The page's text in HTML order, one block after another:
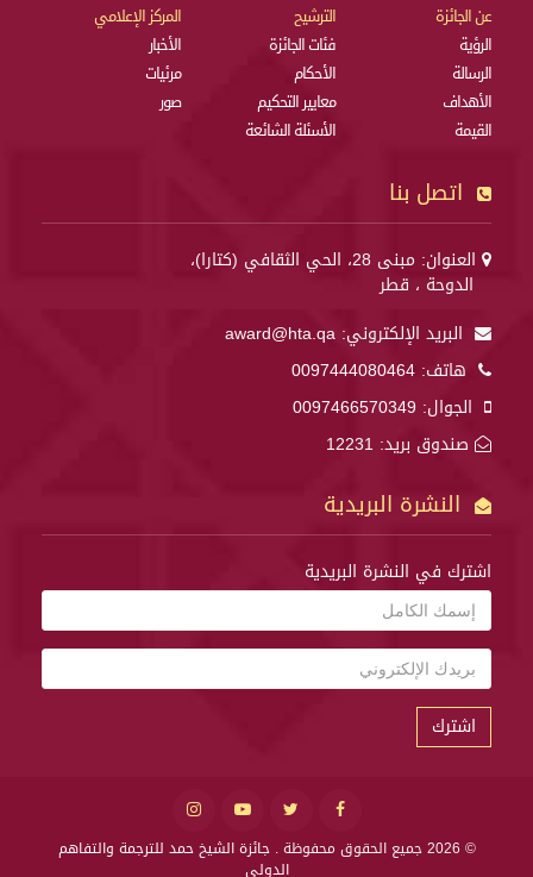
عن الجائزة
الرؤية
الرسالة
الأهداف
القيمة
الترشيح
فئات الجائزة
الأحكام
معايير التحكيم
الأسئلة الشائعة
المركز الإعلامي
الأخبار
مرئيات
صور
اتصل بنا
العنوان: مبنى 28، الحي الثقافي (كتارا)،
الدوحة ، قطر
البريد الإلكتروني: award@hta.qa
هاتف: 0097444080464
الجوال: 0097466570349
صندوق بريد: 12231
النشرة البريدية
اشترك في النشرة البريدية
اشترك
© 2026 جميع الحقوق محفوظة .
جائزة الشيخ حمد للترجمة والتفاهم
الدولي